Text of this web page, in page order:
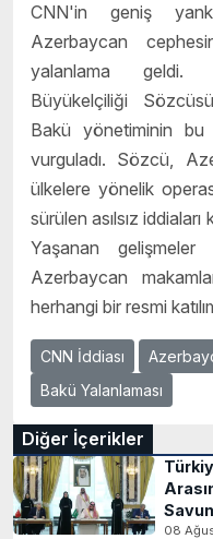
CNN'in geniş
Azerbaycan
yalanlama geldi.
Büyükelçiliği
Bakü yönetiminin bu
vurguladı. Sözcü,
ülkelere yönelik
sürülen asılsız
Yaşanan
Azerbaycan
herhangi bir resmi
CNN İddiası
Bakü Yalanlaması
Diğer İçerikler
08